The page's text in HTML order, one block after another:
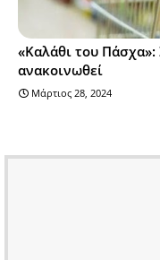
«Καλάθι του Πάσχα»:
ανακοινωθεί
Μάρτιος 28, 2024